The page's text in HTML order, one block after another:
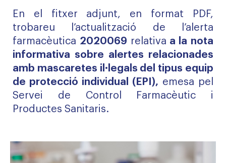
En el fitxer adjunt, en format PDF,
trobareu l’actualització de l’alerta
farmacèutica 2020069 relativa a la nota
informativa sobre alertes relacionades
amb mascaretes il·legals del tipus equip
de protecció individual (EPI), emesa pel
Servei de Control Farmacèutic i
Productes Sanitaris.